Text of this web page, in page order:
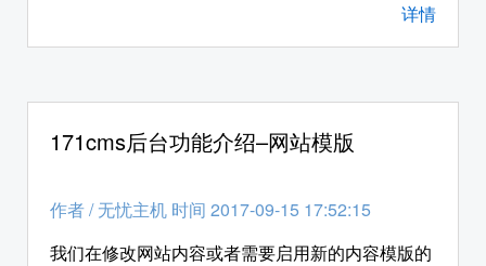
能够推动网站的排名。而在171cms网站后台的正
文内链功能中，我们可以直接添加网站内链并且可
下，使用171cms系统后台的“正文内链”功能。
详情
171cms后台功能介绍–网站模版
作者/无忧主机 时间 2017-09-15 17:52:15
我们在修改网站内容或者需要启用新的内容模版的